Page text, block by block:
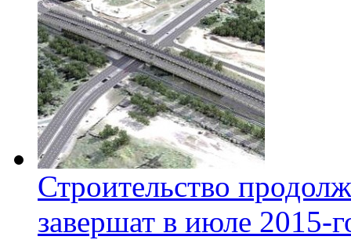
Строительство
завершат в июле 2015-